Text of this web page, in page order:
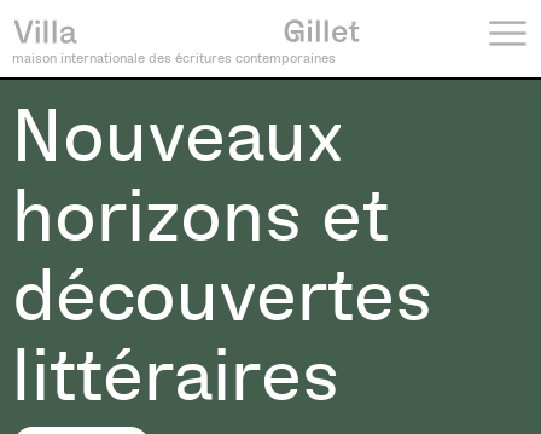
maison internationale des écritures contemporaines
Nouveaux
horizons et
découvertes
littéraires
Recherche